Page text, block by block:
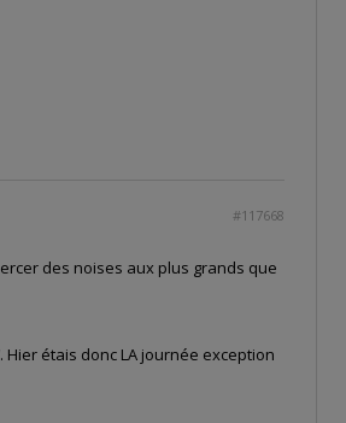
#117668
des noises aux plus grands que
Hier étais donc LA journée exception